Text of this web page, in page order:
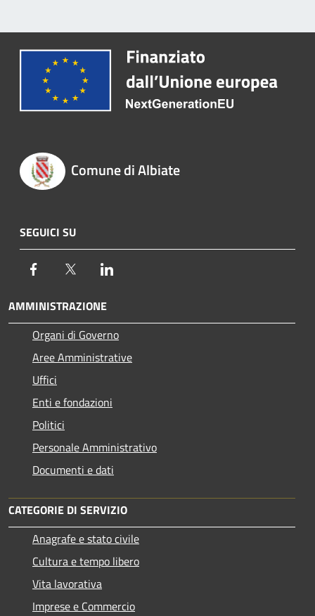
Comune di Albiate
SEGUICI SU
Facebook Twitter
AMMINISTRAZIONE
Organi di Governo
Aree Amministrative
Uffici
Enti e fondazioni
Politici
Personale Amministrativo
Documenti e dati
CATEGORIE DI SERVIZIO
Anagrafe e stato civile
Cultura e tempo libero
Vita lavorativa
Imprese e Commercio